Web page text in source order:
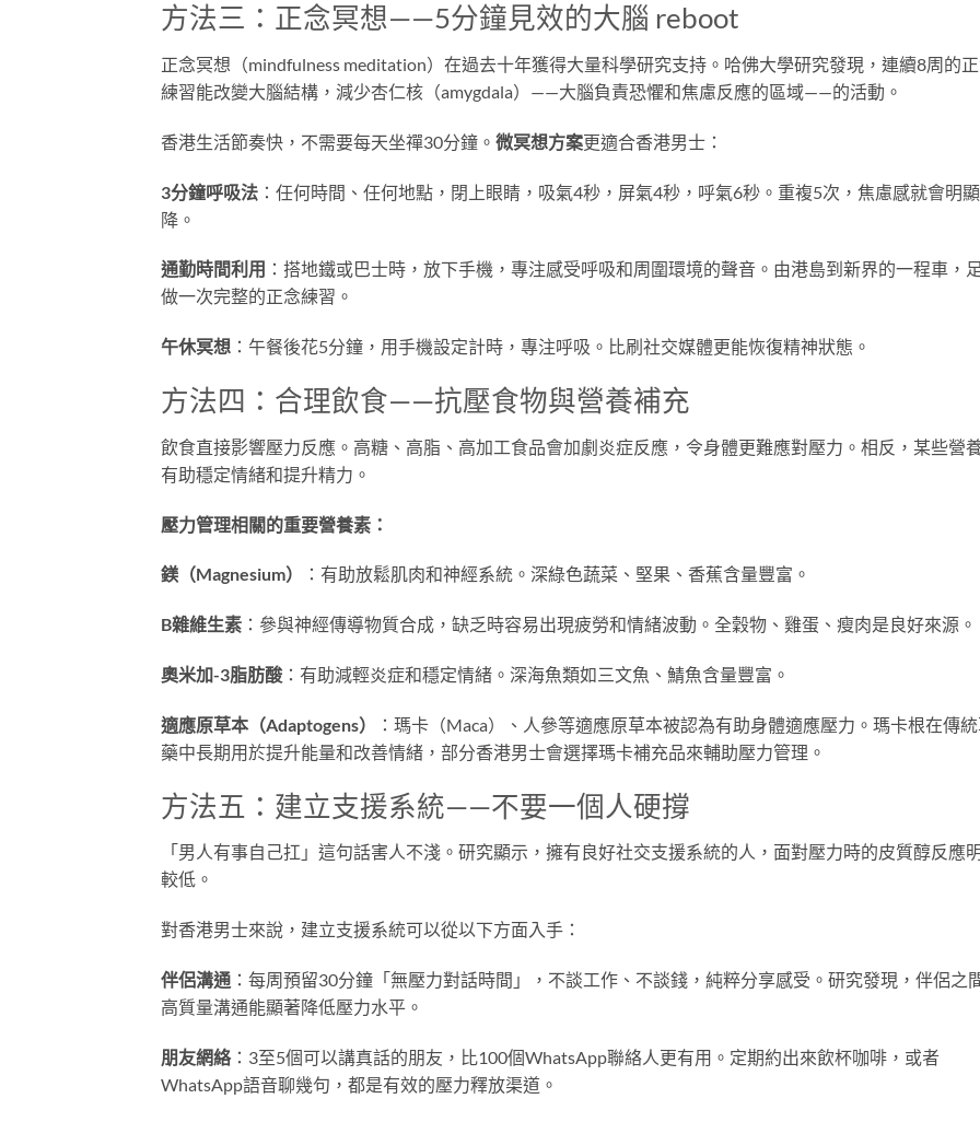
方法三：正念冥想——5分鐘見效的大腦 reboot
正念冥想（mindfulness meditation）在過去十年獲得大量科學研究支持。哈佛大學研究發現，連續8周的
練習能改變大腦結構，減少杏仁核（amygdala）——大腦負責恐懼和焦慮反應的區域——的活動。
香港生活節奏快，不需要每天坐禪30分鐘。 微冥想方案更適合香港男士：
3分鐘呼吸法 ：任何時間、任何地點，閉上眼睛，吸氣4秒，屏氣4秒，呼氣6秒。重複5次，焦慮感就會明
降。
通勤時間利用 ：搭地鐵或巴士時，放下手機，專注感受呼吸和周圍環境的聲音。由港島到新界的一程車，
做一次完整的正念練習。
午休冥想 ：午餐後花5分鐘，用手機設定計時，專注呼吸。比刷社交媒體更能恢復精神狀態。
方法四：合理飲食——抗壓食物與營養補充
飲食直接影響壓力反應。高糖、高脂、高加工食品會加劇炎症反應，令身體更難應對壓力。相反，某些營
有助穩定情緒和提升精力。
壓力管理相關的重要營養素：
鎂（Magnesium） ：有助放鬆肌肉和神經系統。深綠色蔬菜、堅果、香蕉含量豐富。
B雜維生素 ：參與神經傳導物質合成，缺乏時容易出現疲勞和情緒波動。全穀物、雞蛋、瘦肉是良好來源。
奧米加-3脂肪酸 ：有助減輕炎症和穩定情緒。深海魚類如三文魚、鯖魚含量豐富。
適應原草本（Adaptogens）
：瑪卡（Maca）、人參等適應原草本被認為有助身體適應壓力。瑪卡根在傳
藥中長期用於提升能量和改善情緒，部分香港男士會選擇瑪卡補充品來輔助壓力管理。
方法五：建立支援系統——不要一個人硬撐
「男人有事自己扛」這句話害人不淺。研究顯示，擁有良好社交支援系統的人，面對壓力時的皮質醇反應
較低。
對香港男士來說，建立支援系統可以從以下方面入手：
伴侶溝通 ：每周預留30分鐘「無壓力對話時間」，不談工作、不談錢，純粹分享感受。研究發現，伴侶之
高質量溝通能顯著降低壓力水平。
朋友網絡：3至5個可以講真話的朋友，比100個WhatsApp聯絡人更有用。定期約出來飲杯咖啡，或者
WhatsApp語音聊幾句，都是有效的壓力釋放渠道。